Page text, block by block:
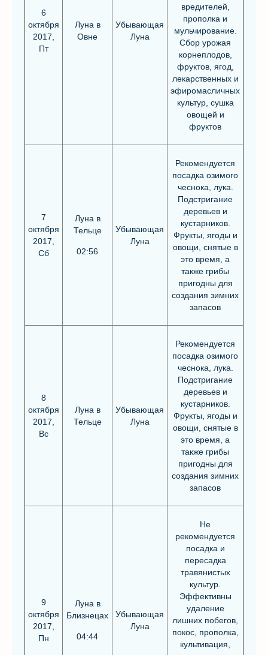
6
октября
2017,
Пт
Луна в
Овне
Убывающая
Луна
вредителей,
прополка и
мульчирование.
Сбор урожая
корнеплодов,
фруктов, ягод,
лекарственных и
эфиромасличных
культур, сушка
овощей и
фруктов
7
октября
2017,
Сб
Луна в
Тельце
02:56
Убывающая
Луна
Рекомендуется
посадка озимого
чеснока, лука.
Подстригание
деревьев и
кустарников.
Фрукты, ягоды и
овощи, снятые в
это время, а
также грибы
пригодны для
создания зимних
запасов
8
октября
2017,
Вс
Луна в
Тельце
Убывающая
Луна
Рекомендуется
посадка озимого
чеснока, лука.
Подстригание
деревьев и
кустарников.
Фрукты, ягоды и
овощи, снятые в
это время, а
также грибы
пригодны для
создания зимних
запасов
9
октября
2017,
Пн
Луна в
Близнецах
04:44
Убывающая
Луна
Не
рекомендуется
посадка и
пересадка
травянистых
культур.
Эффективны
удаление
лишних побегов,
покос, прополка,
культивация,